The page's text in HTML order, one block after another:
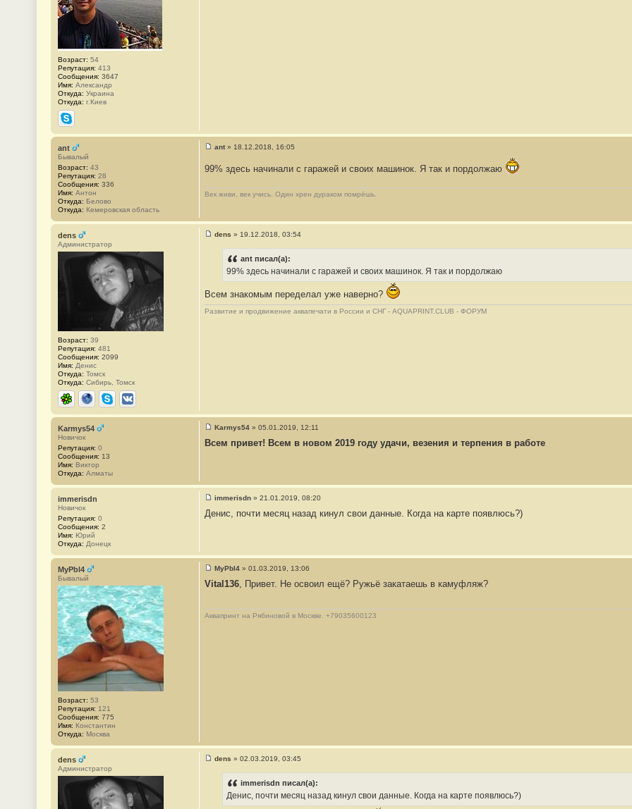
Возраст: 54
Репутация: 413
Сообщения: 3647
Имя: Александр
Откуда: Украина
Откуда: г.Киев
Skype
ant
Бывалый
Возраст: 43
Репутация: 28
Сообщения: 336
Имя: Антон
Откуда: Белово
Откуда: Кемеровская область
о
щ
е
е
1
ant » 18.12.2018, 16:05
99% здесь начинали с гаражей и своих машинок. Я так и пордолжаю
Век живи, век учись. Один хрен дураком помрёшь.
dens
Администратор
Возраст: 39
Репутация: 481
Сообщения: 2099
Имя: Денис
Откуда: Томск
Откуда: Сибирь, Томск
ICQ СайтSkypeВКонтакте
н
и
dens » 19.12.2018, 03:54
ant писал(а):
99% здесь начинали с гаражей и своих машинок. Я так и пордолжаю
Всем знакомым переделал уже наверно?
Развитие и продвижение аквапечати в России и СНГ - AQUAPRINT.CLUB - ФОРУМ
Karmys54
Новичок
Репутация: 0
Сообщения: 13
Имя: Виктор
Откуда: Алматы
о
н
е
1
Karmys54 » 05.01.2019, 12:11
Всем привет! Всем в новом 2019 году удачи, везения и терпения в работе
immerisdn
Новичок
Репутация: 0
Сообщения: 2
Имя: Юрий
Откуда: Донецк
о
н
е
#
1
4
immerisdn » 21.01.2019, 08:20
Денис, почти месяц назад кинул свои данные. Когда на карте появлюсь?)
MyPbl4
Бывалый
Возраст: 53
Репутация: 121
Сообщения: 775
Имя: Константин
Откуда: Москва
о
щ
е
MyPbl4 » 01.03.2019, 13:06
Vital136, Привет. Не освоил ещё? Ружьё закатаешь в камуфляж?
Аквапринт на Рябиновой в Москве. +79035600123
dens
Администратор
dens » 02.03.2019, 03:45
immerisdn писал(а):
Денис, почти месяц назад кинул свои данные. Когда на карте появлюсь?)